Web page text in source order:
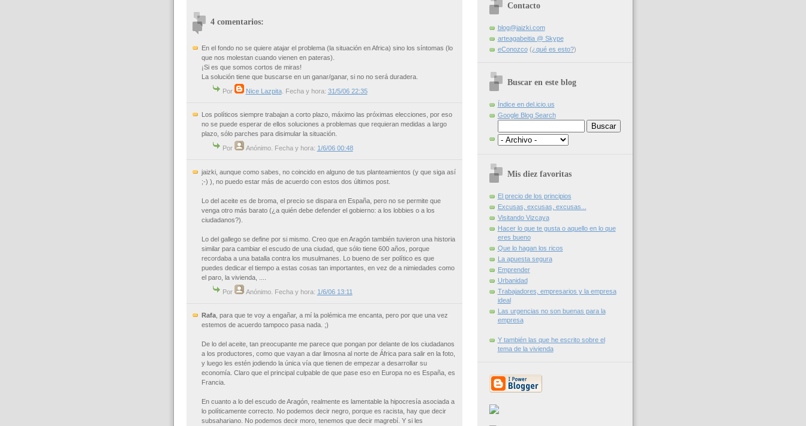
4 comentarios:
En el fondo no se quiere atajar el problema (la situación en Africa) sino los síntomas (lo
que nos molestan cuando vienen en pateras).
¡Si es que somos cortos de miras!
La solución tiene que buscarse en un ganar/ganar, si no no será duradera.
Por
Nice Lazpita. Fecha y hora: 31/5/06 22:35
Los políticos siempre trabajan a corto plazo, máximo las próximas elecciones, por eso
no se puede esperar de ellos soluciones a problemas que requieran medidas a largo
plazo, sólo parches para disimular la situación.
Por
Anónimo. Fecha y hora: 1/6/06 00:48
jaizki, aunque como sabes, no coincido en alguno de tus planteamientos (y que siga así
;-) ), no puedo estar más de acuerdo con estos dos últimos post.
Lo del aceite es de broma, el precio se dispara en España, pero no se permite que
venga otro más barato (¿a quién debe defender el gobierno: a los lobbies o a los
ciudadanos?).
Lo del gallego se define por si mismo. Creo que en Aragón también tuvieron una historia
similar para cambiar el escudo de una ciudad, que sólo tiene 600 años, porque
recordaba a una batalla contra los musulmanes. Lo bueno de ser político es que
puedes dedicar el tiempo a estas cosas tan importantes, en vez de a nimiedades como
el paro, la vivienda, ....
Por
Anónimo. Fecha y hora: 1/6/06 13:11
Rafa, para que te voy a engañar, a mí la polémica me encanta, pero por que una vez
estemos de acuerdo tampoco pasa nada. ;)
De lo del aceite, tan preocupante me parece que pongan por delante de los ciudadanos
a los productores, como que vayan a dar limosna al norte de África para salir en la foto,
y luego les estén jodiendo la única vía que tienen de empezar a desarrollar su
economía. Claro que el principal culpable de que pase eso en Europa no es España, es
Francia.
En cuanto a lo del escudo de Aragón, realmente es lamentable la hipocresía asociada a
lo políticamente correcto. No podemos decir negro, porque es racista, hay que decir
subsahariano. No podemos decir moro, tenemos que decir magrebí. Y si les
Contacto
blog@jaizki.com
arteagabeitia @ Skype
eConozco(¿qué es esto?)
Buscar en este blog
Índice en del.icio.us
Google Blog Search
Mis diez favoritas
El precio de los principios
Excusas, excusas, excusas...
Visitando Vizcaya
Hacer lo que te gusta o aquello en lo que
eres bueno
Que lo hagan los ricos
La apuesta segura
Emprender
Urbanidad
Trabajadores, empresarios y la empresa
ideal
Las urgencias no son buenas para la
empresa
Y también las que he escrito sobre el
tema de la vivienda